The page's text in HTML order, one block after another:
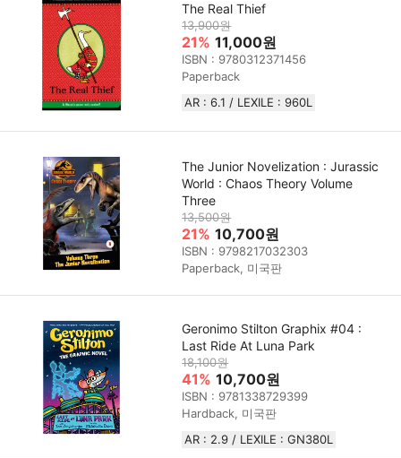
The Real Thief
13,900원
21% 11,000원
ISBN : 9780312371456
Paperback
AR : 6.1 / LEXILE : 960L
The Junior Novelization : Jurassic
World : Chaos Theory Volume
Three
13,500원
21% 10,700원
ISBN : 9798217032303
Paperback, 미국판
Geronimo Stilton Graphix #04 :
Last Ride At Luna Park
18,100원
41% 10,700원
ISBN : 9781338729399
Hardback, 미국판
AR : 2.9 / LEXILE : GN380L